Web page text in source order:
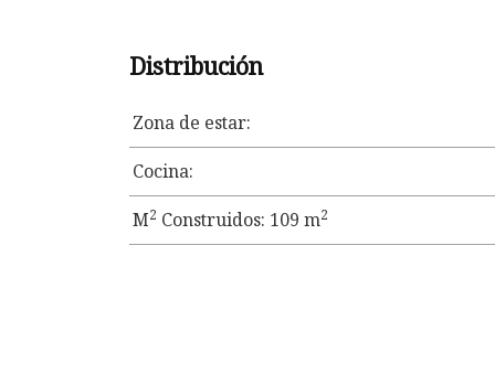
Distribución
Zona de estar:
Cocina:
M2 Construidos: 109 m2